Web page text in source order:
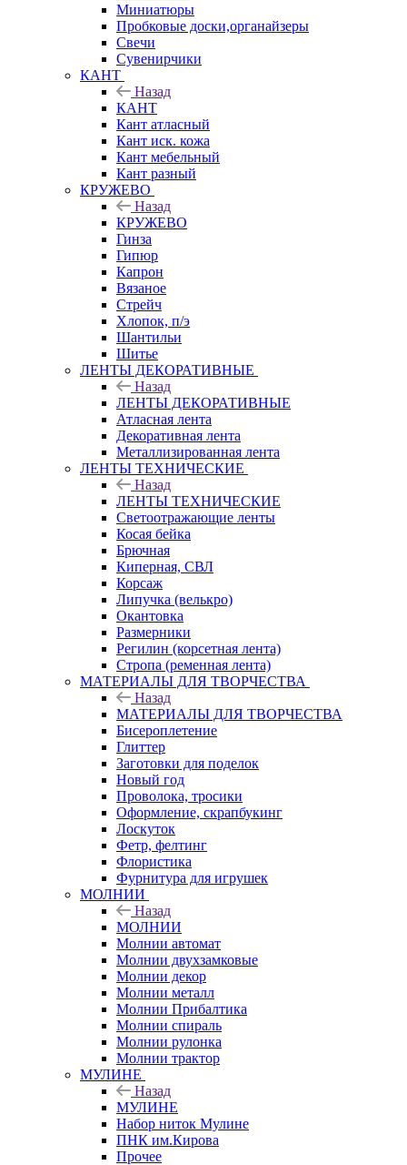
Миниатюры
Пробковые доски,органайзеры
Свечи
Сувенирчики
КАНТ
Назад
КАНТ
Кант атласный
Кант иск. кожа
Кант мебельный
Кант разный
КРУЖЕВО
Назад
КРУЖЕВО
Гинза
Гипюр
Капрон
Вязаное
Стрейч
Хлопок, п/э
Шантильи
Шитье
ЛЕНТЫ ДЕКОРАТИВНЫЕ
Назад
ЛЕНТЫ ДЕКОРАТИВНЫЕ
Атласная лента
Декоративная лента
Металлизированная лента
ЛЕНТЫ ТЕХНИЧЕСКИЕ
Назад
ЛЕНТЫ ТЕХНИЧЕСКИЕ
Светоотражающие ленты
Косая бейка
Брючная
Киперная, СВЛ
Корсаж
Липучка (велькро)
Окантовка
Размерники
Регилин (корсетная лента)
Стропа (ременная лента)
МАТЕРИАЛЫ ДЛЯ ТВОРЧЕСТВА
Назад
МАТЕРИАЛЫ ДЛЯ ТВОРЧЕСТВА
Бисероплетение
Глиттер
Заготовки для поделок
Новый год
Проволока, тросики
Оформление, скрапбукинг
Лоскуток
Фетр, фелтинг
Флористика
Фурнитура для игрушек
МОЛНИИ
Назад
МОЛНИИ
Молнии автомат
Молнии двухзамковые
Молнии декор
Молнии металл
Молнии Прибалтика
Молнии спираль
Молнии рулонка
Молнии трактор
МУЛИНЕ
Назад
МУЛИНЕ
Набор ниток Мулине
ПНК им.Кирова
Прочее